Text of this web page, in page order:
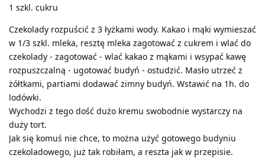
1 szkl. cukru
Czekolady rozpuścić z 3 łyżkami wody. Kakao i mąki wymieszać
w 1/3 szkl. mleka, resztę mleka zagotować z cukrem i wlać do
czekolady - zagotować - wlać kakao z mąkami i wsypać kawę
rozpuszczalną - ugotować budyń - ostudzić. Masło utrzeć z
żółtkami, partiami dodawać zimny budyń. Wstawić na 1h. do
lodówki.
Wychodzi z tego dość dużo kremu swobodnie wystarczy na
duży tort.
Jak się komuś nie chce, to można użyć gotowego budyniu
czekoladowego, już tak robiłam, a reszta jak w przepisie.